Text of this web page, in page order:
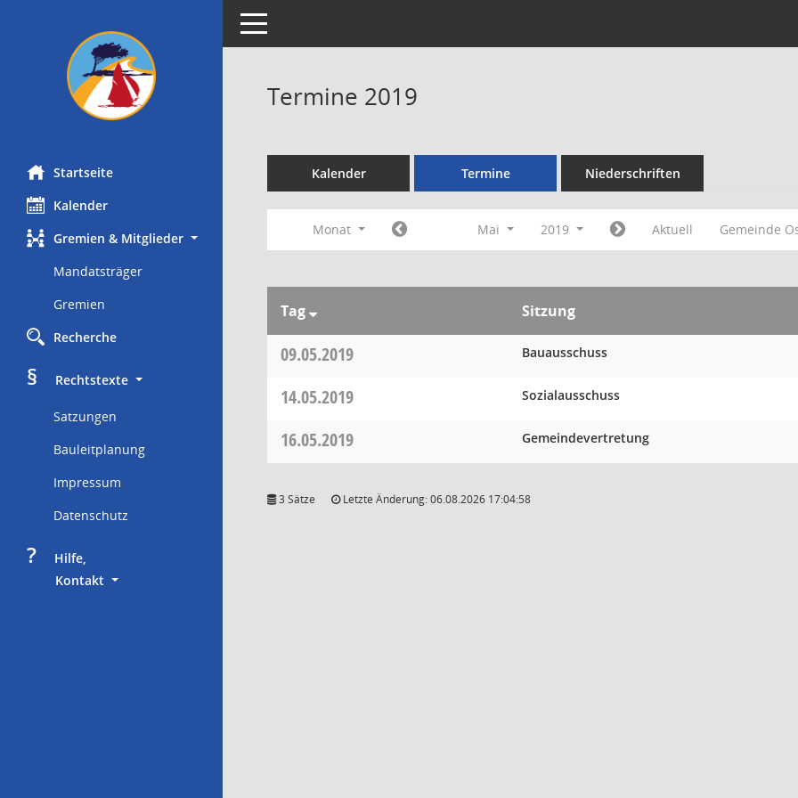
Startseite
Kalender
Gremien & Mitglieder
Mandatsträger
Gremien
Recherche
§
     Rechtstexte
Satzungen
Bauleitplanung
Impressum
Datenschutz
?
     Hilfe,
Kontakt
Toggle navigation
Termine 2019
Kalender Termine Niederschriften
Monat Mai 2019 Aktuell Gemeinde
Tag Sitzung
09.05.2019 Bauausschuss
14.05.2019 Sozialausschuss
16.05.2019 Gemeindevertretung
3 Sätze Letzte Änderung: 06.08.2026 17:04:58